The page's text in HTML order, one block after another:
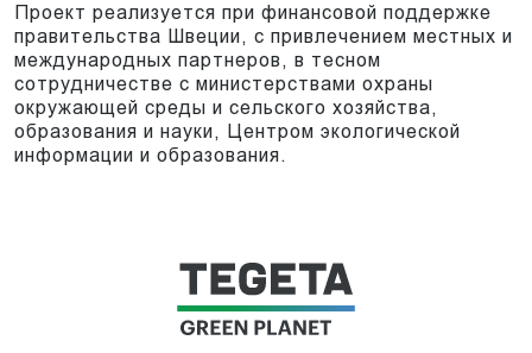
Проект реализуется при финансовой поддержке
правительства Швеции, с привлечением местных и
международных партнеров, в тесном
сотрудничестве с министерствами охраны
окружающей среды и сельского хозяйства,
образования и науки, Центром экологической
информации и образования.